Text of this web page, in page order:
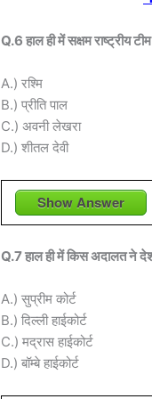
Q.6 हाल ही में सक्षम राष्ट्रीय
A.) रश्मि
B.) प्रीति पाल
C.) अवनी लेखरा
D.) शीतल देवी
Show Answer
Q.7 हाल ही में किस अदालत ने
A.) सुप्रीम कोर्ट
B.) दिल्ली हाईकोर्ट
C.) मद्रास हाईकोर्ट
D.) बॉम्बे हाईकोर्ट